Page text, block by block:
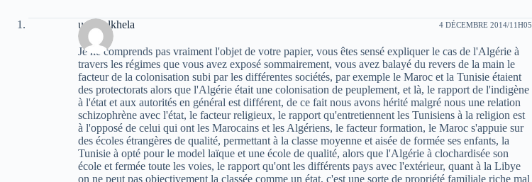
uchen lkhela 4 DÉCEMBRE 2014/11H05
Je ne comprends pas vraiment l'objet de votre papier, vous êtes sensé expliquer le cas de l'Algérie à
travers les régimes que vous avez exposé sommairement, vous avez balayé du revers de la main le
facteur de la colonisation subi par les différentes sociétés, par exemple le Maroc et la Tunisie étaient
des protectorats alors que l'Algérie était une colonisation de peuplement, et là, le rapport de l'indigène
à l'état et aux autorités en général est différent, de ce fait nous avons hérité malgré nous une relation
schizophrène avec l'état, le facteur religieux, le rapport qu'entretiennent les Tunisiens à la religion est
à l'opposé de celui qui ont les Marocains et les Algériens, le facteur formation, le Maroc s'appuie sur
des écoles étrangères de qualité, permettant à la classe moyenne et aisée de formée ses enfants, la
Tunisie à opté pour le model laïque et une école de qualité, alors que l'Algérie à clochardisée son
école et fermée toute les voies, le rapport qu'ont les différents pays avec l'extérieur, quant à la Libye
on ne peut pas objectivement la classée comme un état, c'est une sorte de propriété familiale riche mal